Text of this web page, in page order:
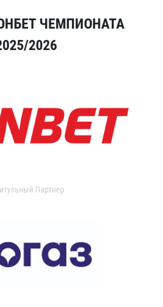
ЧЕМПИОНАТА
2026
Партнер